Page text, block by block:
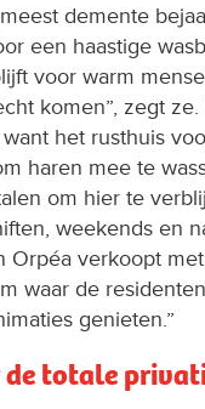
demente
een haastige
voor warm
komen”, zegt
het rusthuis
haren mee te
om hier te
weekends en
Orpéa verkoopt met
waar de
genieten.”
de totale